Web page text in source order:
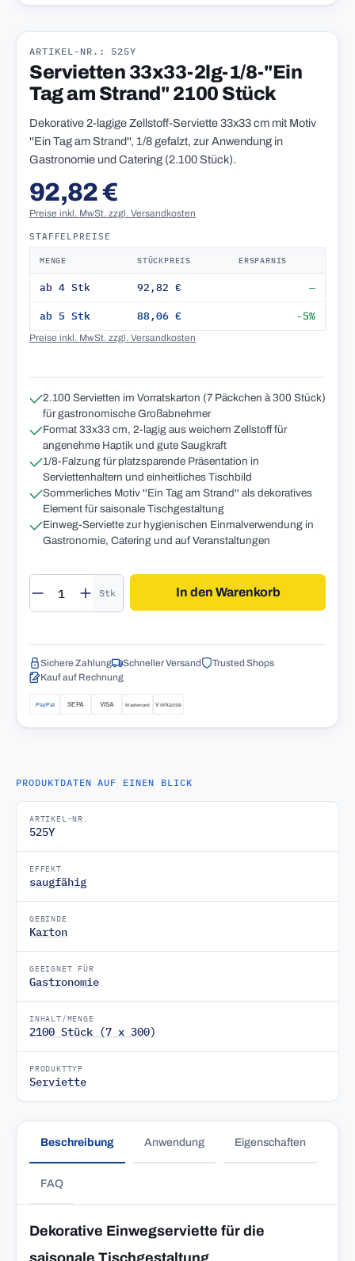
ARTIKEL-NR.: 525Y
Servietten 33x33-2lg-1/8-"Ein
Tag am Strand" 2100 Stück
Dekorative 2-lagige Zellstoff-Serviette 33x33 cm mit Motiv
''Ein Tag am Strand'', 1/8 gefalzt, zur Anwendung in
Gastronomie und Catering (2.100 Stück).
92,82 €
Preise inkl. MwSt. zzgl. Versandkosten
STAFFELPREISE
MENGE STÜCKPREIS ERSPARNIS
ab 4 Stk 92,82 € —
ab 5 Stk 88,06 € -5%
Preise inkl. MwSt. zzgl. Versandkosten
2.100 Servietten im Vorratskarton (7 Päckchen à 300 Stück)
für gastronomische Großabnehmer
Format 33x33 cm, 2-lagig aus weichem Zellstoff für
angenehme Haptik und gute Saugkraft
1/8-Falzung für platzsparende Präsentation in
Serviettenhaltern und einheitliches Tischbild
Sommerliches Motiv ''Ein Tag am Strand'' als dekoratives
Element für saisonale Tischgestaltung
Einweg-Serviette zur hygienischen Einmalverwendung in
Gastronomie, Catering und auf Veranstaltungen
Produkt Anzahl: Gib den gewünschten
Stk In den Warenkorb
Sichere Zahlung Schneller Versand
Trusted Shops
Kauf auf Rechnung
PRODUKTDATEN AUF EINEN BLICK
ARTIKEL-NR.
525Y
EFFEKT
saugfähig
GEBINDE
Karton
GEEIGNET FÜR
Gastronomie
INHALT/MENGE
2100 Stück (7 x 300)
PRODUKTTYP
Serviette
Beschreibung Anwendung Eigenschaften
FAQ
Dekorative Einwegserviette für die
saisonale Tischgestaltung